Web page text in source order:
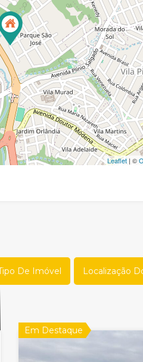
Leaflet| ©
De Imóvel Localização
Em Destaque